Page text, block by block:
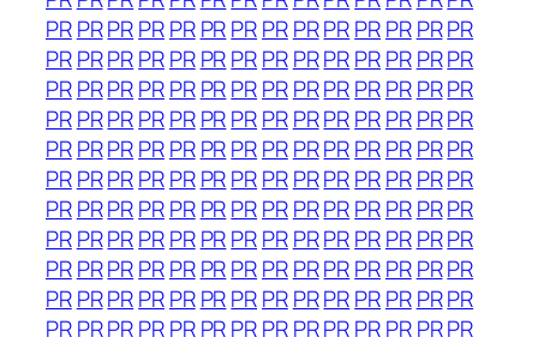
PRPRPRPRPR PRPRPRPRPRPRPR PRPR
PRPRPRPRPR PRPRPRPRPRPRPR PRPR
PRPRPRPRPR PRPRPRPRPRPRPR PRPR
PRPRPRPRPR PRPRPRPRPRPRPR PRPR
PRPRPRPRPR PRPRPRPRPRPRPR PRPR
PRPRPRPRPR PRPRPRPRPRPRPR PRPR
PRPRPRPRPR PRPRPRPRPRPRPR PRPR
PRPRPRPRPR PRPRPRPRPRPRPR PRPR
PRPRPRPRPR PRPRPRPRPRPRPR PRPR
PRPRPRPRPR PRPRPRPRPRPRPR PRPR
PRPRPRPRPR PRPRPRPRPRPRPR PRPR